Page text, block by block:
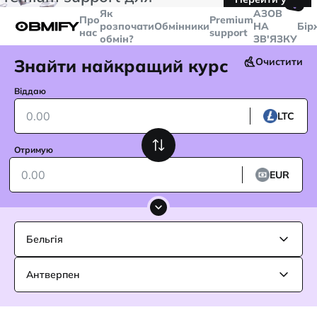
більше
Telegram
Про
нас
Як
розпочати
обмін?
ОбмінникиPremium
support
🤙
AЗОВ
НА
ЗВ'ЯЗКУ
Знайти найкращий курс Очистити
Віддаю
LTC
Отримую
EUR
Бельгія
Антверпен